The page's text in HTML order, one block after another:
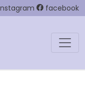
facebook